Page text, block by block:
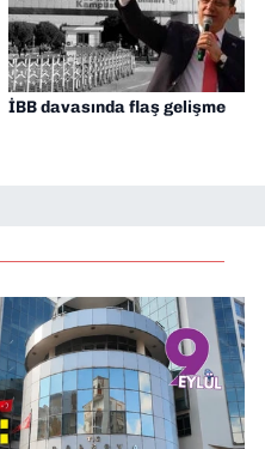
İBB davasında flaş gelişme